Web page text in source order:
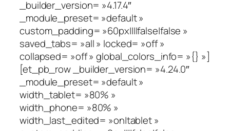
_builder_version= »4.17.4″
_module_preset= »default »
custom_padding= »60px||||false|false »
saved_tabs= »all » locked= »off »
collapsed= »off » global_colors_info= »{} »]
[et_pb_row _builder_version= »4.24.0″
_module_preset= »default »
width_tablet= »80% »
width_phone= »80% »
width_last_edited= »on|tablet »